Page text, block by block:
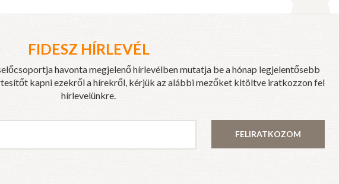
FIDESZ HÍRLEVÉL
havonta megjelenő hírlevélben mutatja be a hónap legjelentősebb
kapni ezekről a hírekről, kérjük az alábbi mezőket kitöltve iratkozzon fel
hírlevelünkre.
FELIRATKOZOM